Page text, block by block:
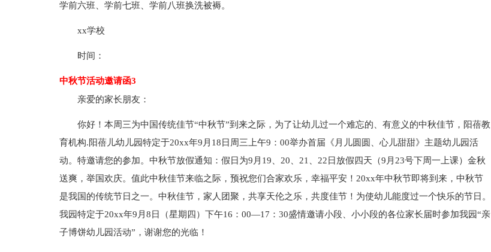
学前六班、学前七班、学前八班换洗被褥。
xx学校
时间：
中秋节活动邀请函3
亲爱的家长朋友：
你好！本周三为中国传统佳节“中秋节”到来之际，为了让幼儿过一个难忘的、有意义的中秋佳节，阳蓓教
育机构.阳蓓儿幼儿园特定于20xx年9月18日周三上午9：00举办首届《月儿圆圆、心儿甜甜》主题幼儿园活
动。特邀请您的参加。中秋节放假通知：假日为9月19、20、21、22日放假四天（9月23号下周一上课）金秋
送爽，举国欢庆。值此中秋佳节来临之际，预祝您们合家欢乐，幸福平安！20xx年中秋节即将到来，中秋节
是我国的传统节日之一。中秋佳节，家人团聚，共享天伦之乐，共度佳节！为使幼儿能度过一个快乐的节日。
我园特定于20xx年9月8日（星期四）下午16：00—17：30盛情邀请小段、小小段的各位家长届时参加我园“亲
子博饼幼儿园活动”，谢谢您的光临！